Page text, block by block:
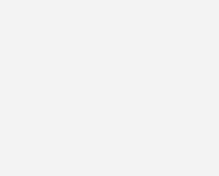
gibt es unterschiedliche
eine große Auswirkung auf eine gute
haben. Die Ablaufleistung wird, je
eine Referenzmessung bei einer
Im Idealfall erstellt der Hersteller
Die Ablaufleistung muss bei
Brausekopf mindestens 0,4 l/sec und